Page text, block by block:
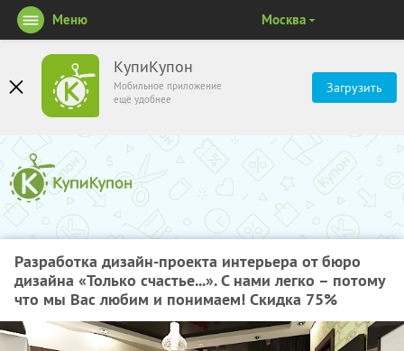
КупиКупон
Мобильное приложение
ещё удобнее
Загрузить
Меню Москва
Разработка дизайн-проекта интерьера от бюро
дизайна «Только счастье...». С нами легко – потому
что мы Вас любим и понимаем! Скидка 75%